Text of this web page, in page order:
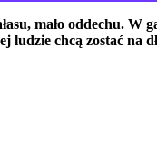
mało oddechu. W
chcą zostać